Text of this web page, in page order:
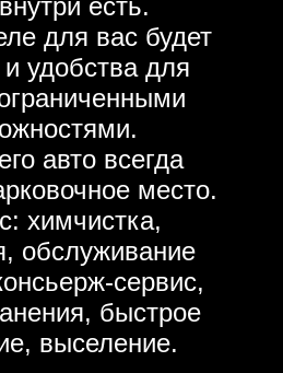
для вас будет
удобства для
авто всегда
место.
химчистка,
обслуживание
сервис,
быстрое
выселение.